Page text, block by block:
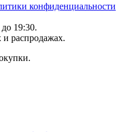
конфиденциальности
19:30.
распродажах.